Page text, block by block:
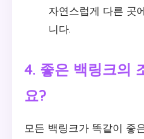
자연스럽게 다른 곳
니다.
4. 좋은 백링크의
요?
모든 백링크가 똑같이 좋